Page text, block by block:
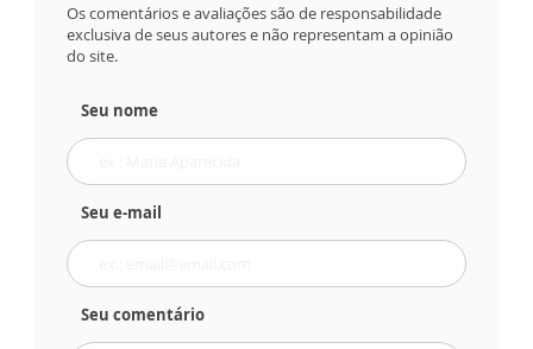
Os comentários e avaliações são de responsabilidade
exclusiva de seus autores e não representam a opinião
do site.
Seu nome
Seu e-mail
Seu comentário